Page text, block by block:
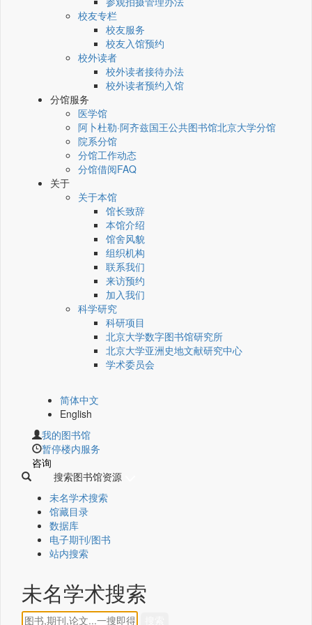
校友专栏
校友服务
校友入馆预约
校外读者
校外读者接待办法
校外读者预约入馆
分馆服务
医学馆
阿卜杜勒·阿齐兹国王公共图书馆北京大学分馆
院系分馆
分馆工作动态
分馆借阅FAQ
关于
关于本馆
馆长致辞
本馆介绍
馆舍风貌
组织机构
联系我们
来访预约
加入我们
科学研究
科研项目
北京大学数字图书馆研究所
北京大学亚洲史地文献研究中心
学术委员会
简体中文
English
我的图书馆
暂停楼内服务
咨询
搜索图书馆资源
未名学术搜索
馆藏目录
数据库
电子期刊/图书
站内搜索
未名学术搜索